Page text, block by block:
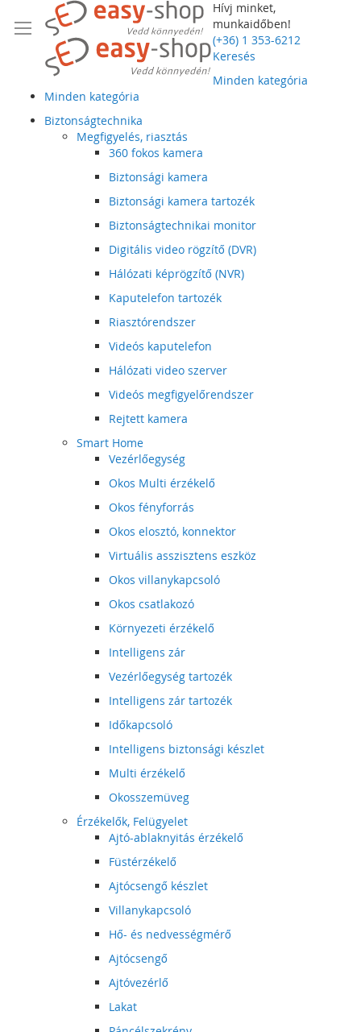
Hívj minket,
munkaidőben!
(+36) 1 353-6212
Keresés
Minden kategória
Minden kategória
Biztonságtechnika
Megfigyelés, riasztás
360 fokos kamera
Biztonsági kamera
Biztonsági kamera tartozék
Biztonságtechnikai monitor
Digitális video rögzítő (DVR)
Hálózati képrögzítő (NVR)
Kaputelefon tartozék
Riasztórendszer
Videós kaputelefon
Hálózati video szerver
Videós megfigyelőrendszer
Rejtett kamera
Smart Home
Vezérlőegység
Okos Multi érzékelő
Okos fényforrás
Okos elosztó, konnektor
Virtuális asszisztens eszköz
Okos villanykapcsoló
Okos csatlakozó
Környezeti érzékelő
Intelligens zár
Vezérlőegység tartozék
Intelligens zár tartozék
Időkapcsoló
Intelligens biztonsági készlet
Multi érzékelő
Okosszemüveg
Érzékelők, Felügyelet
Ajtó-ablaknyitás érzékelő
Füstérzékelő
Ajtócsengő készlet
Villanykapcsoló
Hő- és nedvességmérő
Ajtócsengő
Ajtóvezérlő
Lakat